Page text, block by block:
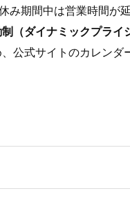
み期間中は営業時間が
（ダイナミックプライ
公式サイトのカレンダ